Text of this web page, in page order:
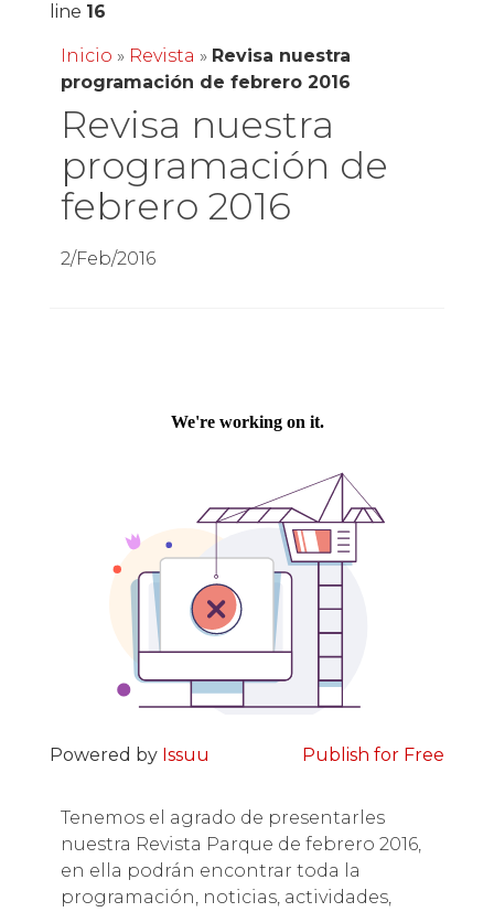
line 16
Inicio » Revista » Revisa nuestra
programación de febrero 2016
Revisa nuestra
programación de
febrero 2016
2/Feb/2016
Powered by Issuu Publish for Free
Tenemos el agrado de presentarles
nuestra Revista Parque de febrero 2016,
en ella podrán encontrar toda la
programación, noticias, actividades,